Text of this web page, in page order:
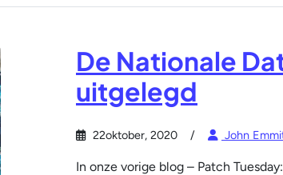
De Nationale
uitgelegd
22oktober, 2020 John
In onze vorige blog – Patch